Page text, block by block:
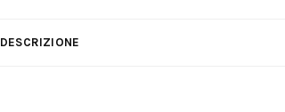
DESCRIZIONE